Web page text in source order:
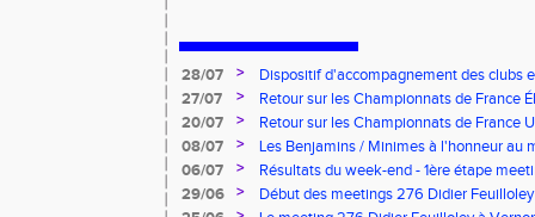
28/07 >
Dispositif d'accompagnement des clubs
pour l'embauche de volontaires au
27/07 >
Retour sur les Championnats de France
20/07
>
Retour sur les Championnats de France
08/07
>
Les Benjamins / Minimes à l'honneur au
06/07
>
Résultats du week-end - 1ère étape
Pointes d'Or - Pré-France CJESM
29/06 >
Début des meetings 276 Didier Feuilloley